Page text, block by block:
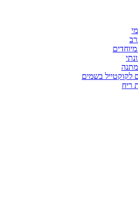
לקוקטייל בשמים
ריח